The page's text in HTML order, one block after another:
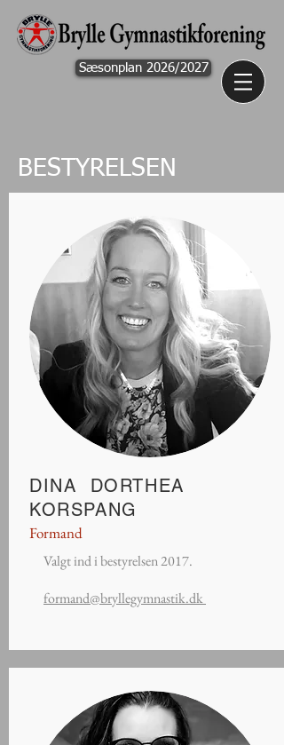
Sæsonplan 2026/2027
BESTYRELSEN
DINA DORTHEA
KORSPANG
Formand
Valgt ind i bestyrelsen 2017.
formand@bryllegymnastik.dk